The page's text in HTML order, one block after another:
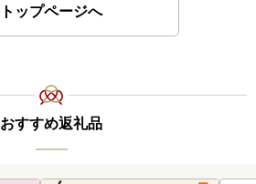
トップページへ
おすすめ返礼品